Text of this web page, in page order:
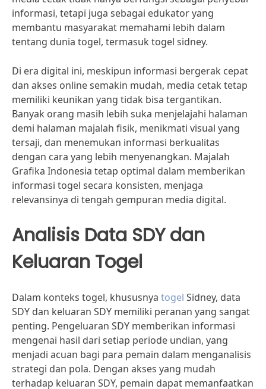
informasi, tetapi juga sebagai edukator yang
membantu masyarakat memahami lebih dalam
tentang dunia togel, termasuk togel sidney.
Di era digital ini, meskipun informasi bergerak cepat
dan akses online semakin mudah, media cetak tetap
memiliki keunikan yang tidak bisa tergantikan.
Banyak orang masih lebih suka menjelajahi halaman
demi halaman majalah fisik, menikmati visual yang
tersaji, dan menemukan informasi berkualitas
dengan cara yang lebih menyenangkan. Majalah
Grafika Indonesia tetap optimal dalam memberikan
informasi togel secara konsisten, menjaga
relevansinya di tengah gempuran media digital.
Analisis Data SDY dan
Keluaran Togel
Dalam konteks togel, khususnya togel Sidney, data
SDY dan keluaran SDY memiliki peranan yang sangat
penting. Pengeluaran SDY memberikan informasi
mengenai hasil dari setiap periode undian, yang
menjadi acuan bagi para pemain dalam menganalisis
strategi dan pola. Dengan akses yang mudah
terhadap keluaran SDY, pemain dapat memanfaatkan